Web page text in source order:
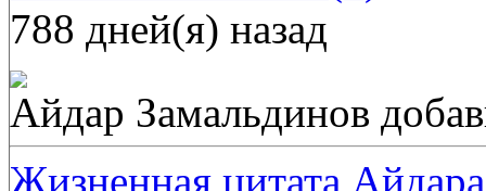
788 дней(я) назад
Айдар Замальдинов
Жизненная цитата